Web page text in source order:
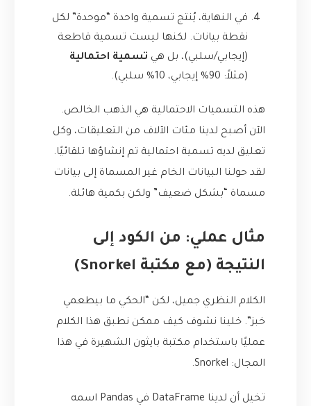
في النهاية، يُنتج تسمية واحدة “موحدة” لكل
نقطة بيانات. لكنها ليست تسمية قاطعة
(إيجابي/سلبي)، بل هي تسمية احتمالية
(مثلاً: 90% إيجابي، 10% سلبي).
هذه التسميات الاحتمالية هي الذهب الخالص.
الآن أصبح لدينا مئات الآلاف من التعليقات، وكل
تعليق لديه تسمية احتمالية تم إنشاؤها تلقائيًا.
لقد حولنا البيانات الخام غير المسماة إلى بيانات
مسماة “بشكل ضعيف” ولكن بكمية هائلة.
مثال عملي: من الكود إلى
النتيجة (مع مكتبة Snorkel)
الكلام النظري جميل، لكن “الحكي ما بيطعمي
خبز”. خلينا نشوف كيف ممكن نطبق هذا الكلام
عمليًا باستخدام مكتبة بايثون الشهيرة في هذا
المجال: Snorkel
.
تخيل أن لدينا DataFrame في Pandas اسمه